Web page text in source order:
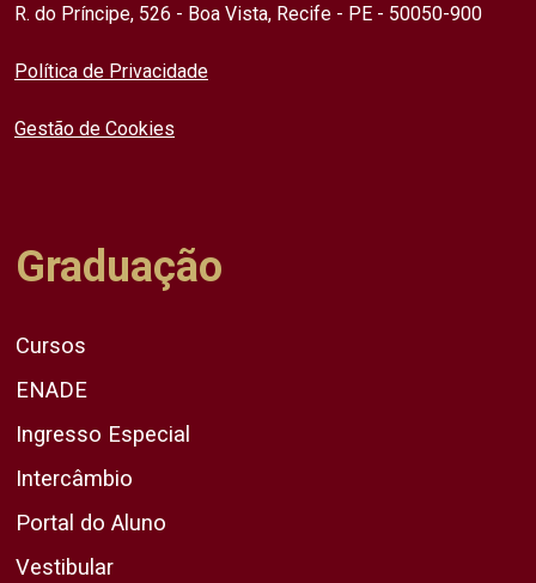
R. do Príncipe, 526 - Boa Vista, Recife - PE - 50050-900
Política de Privacidade
Gestão de Cookies
Graduação
Cursos
ENADE
Ingresso Especial
Intercâmbio
Portal do Aluno
Vestibular